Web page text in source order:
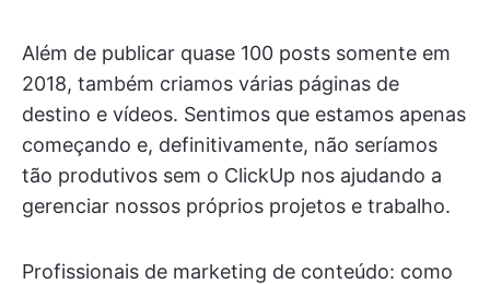
Além de publicar quase 100 posts somente em
2018, também criamos várias páginas de
destino e vídeos. Sentimos que estamos apenas
começando e, definitivamente, não seríamos
tão produtivos sem o ClickUp nos ajudando a
gerenciar nossos próprios projetos e trabalho.
Profissionais de marketing de conteúdo: como